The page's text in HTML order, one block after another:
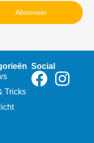
Abonneer
Tricks
Social